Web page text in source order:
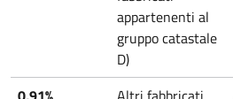
appartenenti al
gruppo catastale
D)